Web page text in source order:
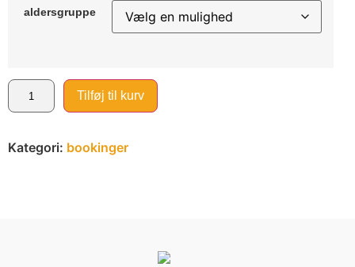
aldersgruppe
Tilføj til kurv
Kategori: bookinger